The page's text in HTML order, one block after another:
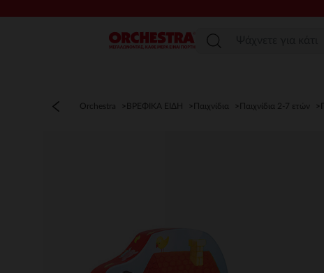
Μενού
Orchestra ΒΡΕΦΙΚΑ ΕΙΔΗ Παιχνίδια Παιχνίδια 2-7 ετών